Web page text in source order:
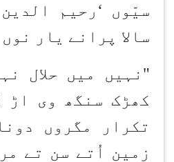
سیّوں ‘ رحیم
سالا پرانے یار
"نہیں میں حلال
کھڑک سنگھ وی اڑ
تکرار مگروں
زمین اُتے سن تے